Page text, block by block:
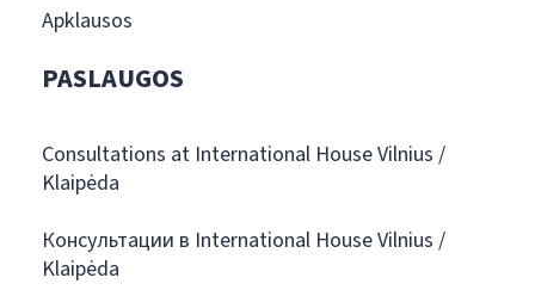
Apklausos
PASLAUGOS
Consultations at International House Vilnius /
Klaipėda
Консультации в International House Vilnius /
Klaipėda